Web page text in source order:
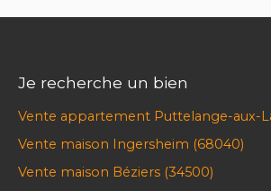
Je recherche un bien
Vente appartement Puttelange-aux-
Vente maison Ingersheim (68040)
Vente maison Béziers (34500)